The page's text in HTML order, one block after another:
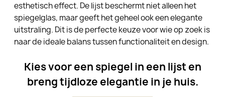
esthetisch effect. De lijst beschermt niet alleen het
spiegelglas, maar geeft het geheel ook een elegante
uitstraling. Dit is de perfecte keuze voor wie op zoek is
naar de ideale balans tussen functionaliteit en design.
Kies voor een spiegel in een lijst en
breng tijdloze elegantie in je huis.